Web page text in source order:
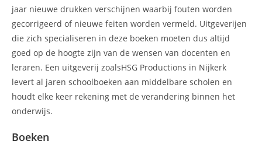
jaar nieuwe drukken verschijnen waarbij fouten worden
gecorrigeerd of nieuwe feiten worden vermeld. Uitgeverijen
die zich specialiseren in deze boeken moeten dus altijd
goed op de hoogte zijn van de wensen van docenten en
leraren. Een uitgeverij zoalsHSG Productions in Nijkerk
levert al jaren schoolboeken aan middelbare scholen en
houdt elke keer rekening met de verandering binnen het
onderwijs.
Boeken